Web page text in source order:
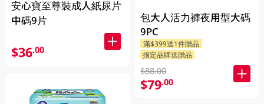
安心寶至尊裝成人紙尿片
中碼9片
$36.00
包大人活力褲夜用型大碼
9PC
滿$399送1件贈品
指定品牌送贈品
$88.00
$79.00